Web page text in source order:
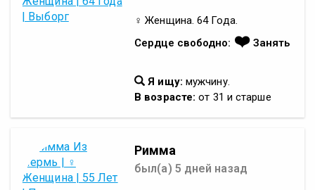
♀ Женщина. 64 Года.
Сердце свободно: ❤️Занять
Я ищу: мужчину.
В возрасте: от 31 и старше
Римма
был(а) 5 дней назад